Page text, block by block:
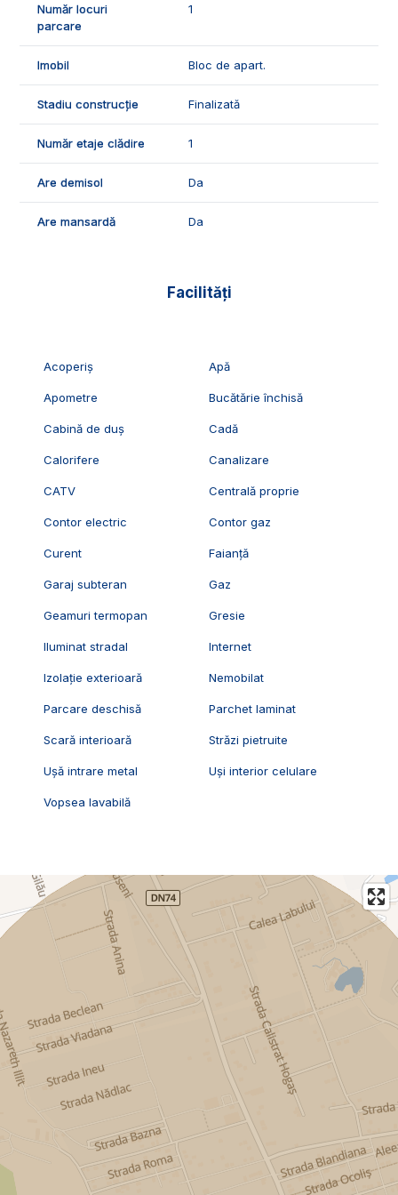
ID Exclusiv - 2230475
Număr locuri
parcare
1
Imobil Bloc de apart.
Stadiu construcție Finalizată
Număr etaje clădire 1
Are demisol Da
Are mansardă Da
Facilități
Acoperiș Apă
Apometre Bucătărie închisă
Cabină de duș Cadă
Calorifere Canalizare
CATV Centrală proprie
Contor electric Contor gaz
Curent Faianță
Garaj subteran Gaz
Geamuri termopan Gresie
Iluminat stradal Internet
Izolație exterioară Nemobilat
Parcare deschisă Parchet laminat
Scară interioară Străzi pietruite
Ușă intrare metal Uși interior celulare
Vopsea lavabilă